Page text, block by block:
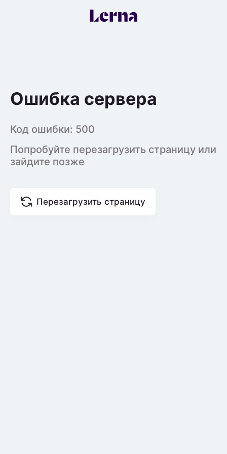
Ошибка сервера
Код ошибки: 500
Попробуйте перезагрузить страницу или
зайдите позже
Перезагрузить страницу